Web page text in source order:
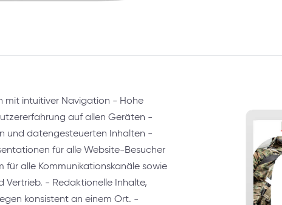
mit intuitiver Navigation - Hohe
auf allen Geräten -
und datengesteuerten Inhalten -
für alle Website-Besucher
alle Kommunikationskanäle sowie
Vertrieb. - Redaktionelle Inhalte,
konsistent an einem Ort. -